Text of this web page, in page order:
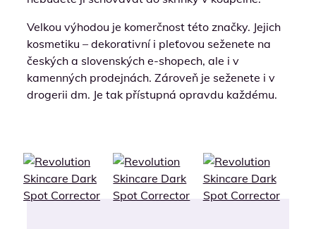
Velkou výhodou je komerčnost této značky. Jejich
kosmetiku – dekorativní i pleťovou seženete na
českých a slovenských e-shopech, ale i v
kamenných prodejnách. Zároveň je seženete i v
drogerii dm. Je tak přístupná opravdu každému.